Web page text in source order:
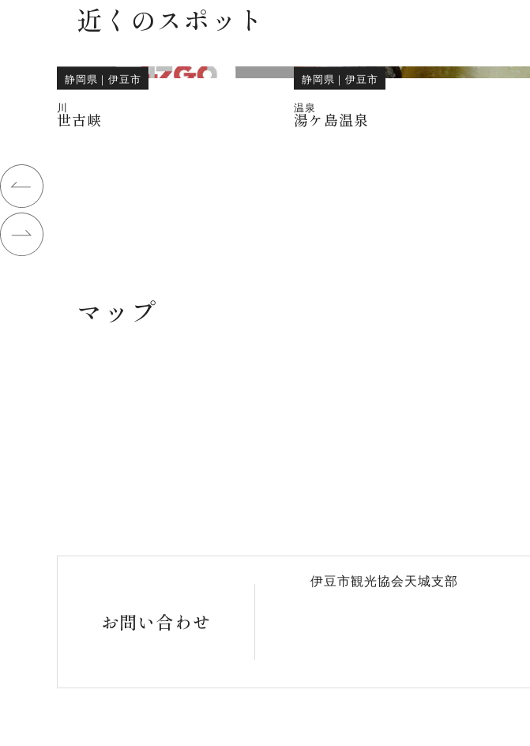
近くのスポット
静岡県 ｜伊豆市
川
世古峡
静岡県 ｜伊豆市
温泉
湯ケ島温泉
マップ
お問い合わせ
伊豆市観光協会天城支部